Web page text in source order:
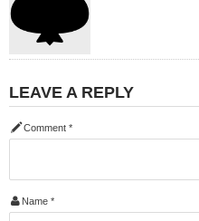
LEAVE A REPLY
Comment *
Name *